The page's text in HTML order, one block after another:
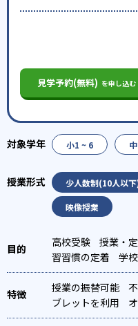
見学予約(無料) を申し込む
小1 ~ 6
少人数制(10人以
映像授業
高校受験 授業・
習習慣の定着
学
対策
授業の振替可能
ブレットを利用
可能
季節講習の